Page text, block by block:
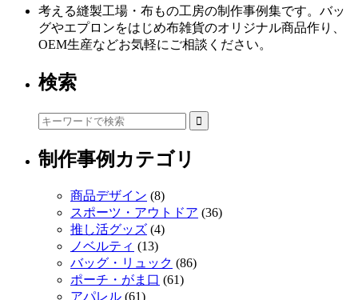
考える縫製工場・布もの工房の制作事例集です。バッ
グやエプロンをはじめ布雑貨のオリジナル商品作り、
OEM生産などお気軽にご相談ください。
検索
制作事例カテゴリ
商品デザイン (8)
スポーツ・アウトドア (36)
推し活グッズ (4)
ノベルティ (13)
バッグ・リュック (86)
ポーチ・がま口 (61)
アパレル (61)